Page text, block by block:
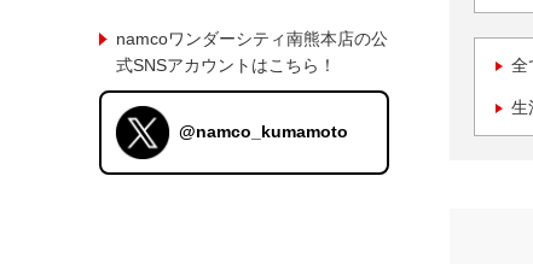
全
生
namcoワンダーシティ南熊本店の公
式SNSアカウントはこちら！
@namco_kumamoto